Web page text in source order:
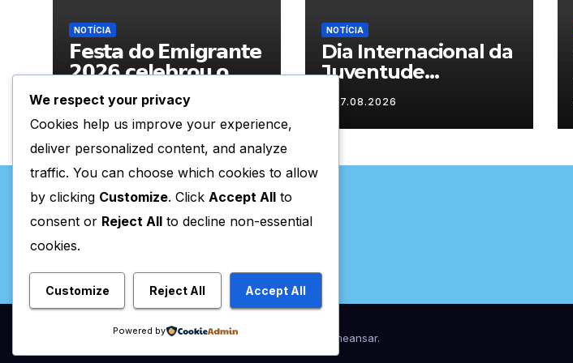
NOTÍCIA
𝗙𝗲𝘀𝘁𝗮 𝗱𝗼 𝗘𝗺𝗶𝗴𝗿𝗮𝗻𝘁𝗲
𝟮𝟬𝟮𝟲 𝗰𝗲𝗹𝗲𝗯𝗿𝗼𝘂 𝗼
𝗿𝗲𝗲𝗻𝗰𝗼𝗻𝘁𝗿𝗼 𝗲 𝗼𝘀
𝗹𝗮𝗰̧𝗼𝘀 𝗾𝘂𝗲 𝘂𝗻𝗲𝗺
𝗠𝘂𝗿𝗰̧𝗮
07.08.2026
NOTÍCIA
Dia Internacional da
Juventude
Chaves com
atividades gratuitas
07.08.2026
Valpaços Online
Proudly powered by WordPress|Theme: Themeansar.
We respect your privacy
Cookies help us improve your experience,
deliver personalized content, and analyze
traffic. You can choose which cookies to allow
by clicking Customize. Click Accept All to
consent or Reject All to decline non-essential
cookies.
Customize Reject All Accept All
Powered by